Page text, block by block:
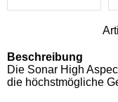
Beschreibung
Die Sonar High
die höchstmögliche